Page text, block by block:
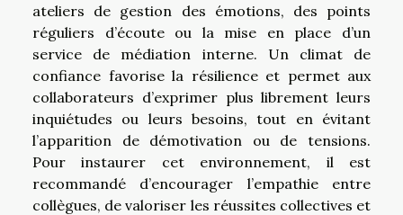
ateliers de gestion des émotions, des points
réguliers d’écoute ou la mise en place d’un
service de médiation interne. Un climat de
confiance favorise la résilience et permet aux
collaborateurs d’exprimer plus librement leurs
inquiétudes ou leurs besoins, tout en évitant
l’apparition de démotivation ou de tensions.
Pour instaurer cet environnement, il est
recommandé d’encourager l’empathie entre
collègues, de valoriser les réussites collectives et